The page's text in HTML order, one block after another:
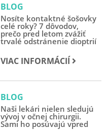
BLOG
Nosíte kontaktné šošovky
celé roky? 7 dôvodov,
prečo pred letom zvážiť
trvalé odstránenie dioptrií
VIAC INFORMÁCIÍ
BLOG
Naši lekári nielen sledujú
vývoj v očnej chirurgii.
Sami ho posúvajú vpred